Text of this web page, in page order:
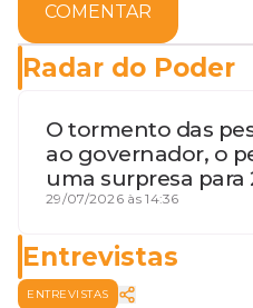
COMENTAR
Radar do Poder
O tormento das
ao governador, o
uma surpresa para
terceira guerra
29/07/2026 às 14:36
Entrevistas
ENTREVISTAS